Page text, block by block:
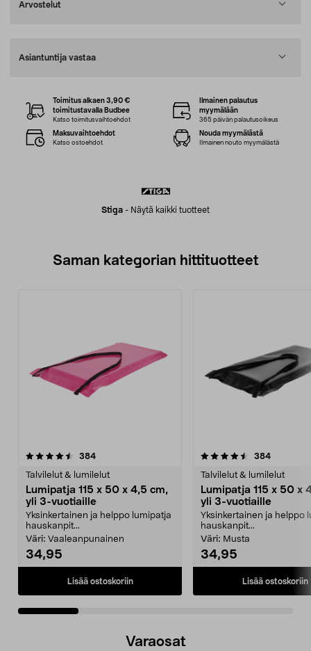
Arvostelut
Asiantuntija vastaa
Stiga - Näytä kaikki tuotteet
Toimitus alkaen 3,90 €
toimitustavalla Budbee
Katso toimitusvaihtoehdot
Ilmainen palautus
myymälään
365 päivän palautusoikeus
Maksuvaihtoehdot
Katso ostoehdot
Nouda myymälästä
Ilmainen nouto myymälästä
Saman kategorian hittituotteet
384arvostelut
Talvilelut & lumilelut
Lumipatja 115 x 50 x 4,5 cm,
yli 3-vuotiaille
Yksinkertainen ja helppo lumipatja
hauskanpit...
Väri: Vaaleanpunainen
34,95
Lisää ostoskoriin
4.5 viidestä
384arvostelut
Talvilelut & lumilelut
Lumipatja 115 x 50 x
yli 3-vuotiaille
Yksinkertainen ja helppo
hauskanpit...
Väri: Musta
34,95
Lisää ostoskoriin
4.5 viidestä
Varaosat